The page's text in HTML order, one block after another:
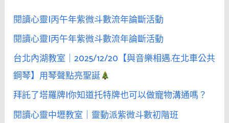
的
「慢
火
細
燉」，
不
是
粗
閱讀心靈|丙午年紫微斗數流年論斷活動
閱讀心靈|丙午年紫微斗數流年論斷活動
台北內湖教室｜2025/12/20【與音樂相遇.在北車公共
鋼琴】用琴聲點亮聖誕
拜託了塔羅牌|你知道托特牌也可以做寵物溝通嗎？
閱讀心靈中壢教室｜靈動派紫微斗數初階班